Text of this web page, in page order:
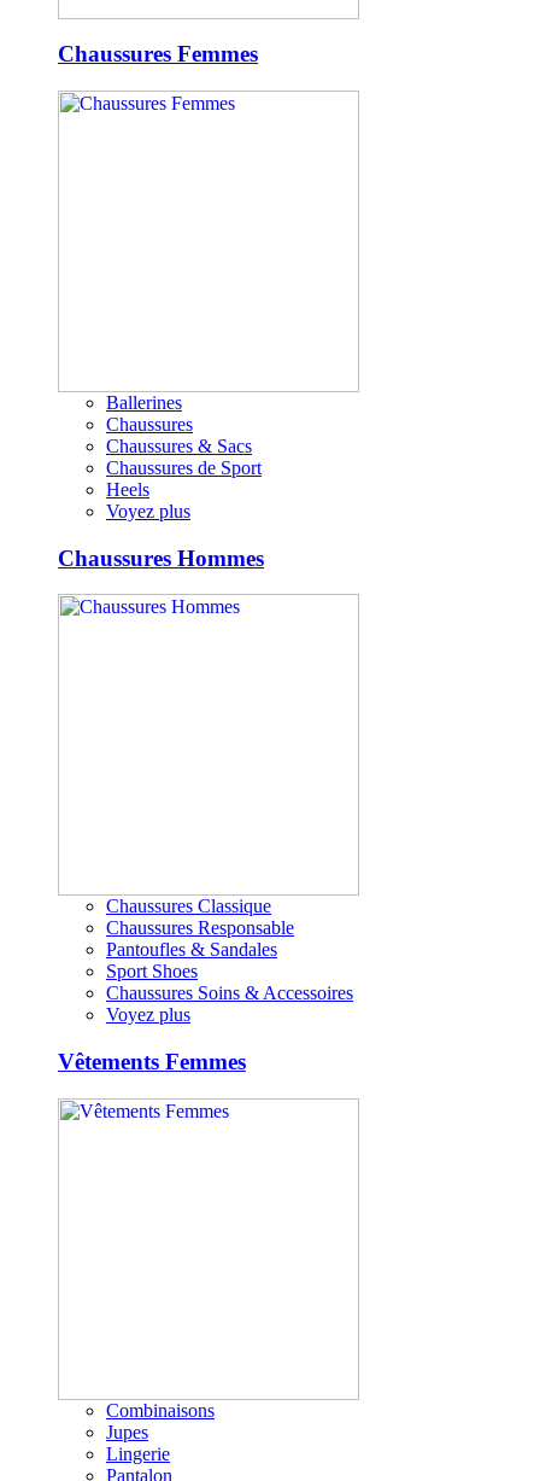
Chaussures Femmes
Ballerines
Chaussures
Chaussures & Sacs
Chaussures de Sport
Heels
Voyez plus
Chaussures Hommes
Chaussures Classique
Chaussures Responsable
Pantoufles & Sandales
Sport Shoes
Chaussures Soins & Accessoires
Voyez plus
Vêtements Femmes
Combinaisons
Jupes
Lingerie
Pantalon